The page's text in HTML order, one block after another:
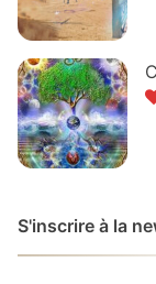
S'inscrire à la